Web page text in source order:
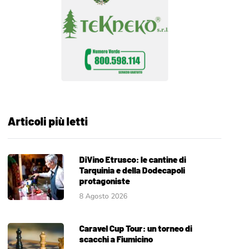
Articoli più letti
DiVino Etrusco: le cantine di
Tarquinia e della Dodecapoli
protagoniste
8 Agosto 2026
Caravel Cup Tour: un torneo di
scacchi a Fiumicino